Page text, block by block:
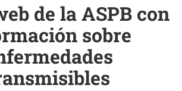
de la ASPB con
sobre